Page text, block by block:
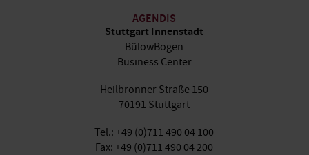
AGENDIS
Stuttgart Innenstadt
BülowBogen
Business Center
Heilbronner Straße 150
70191 Stuttgart
Tel.: +49 (0)711 490 04 100
Fax: +49 (0)711 490 04 200